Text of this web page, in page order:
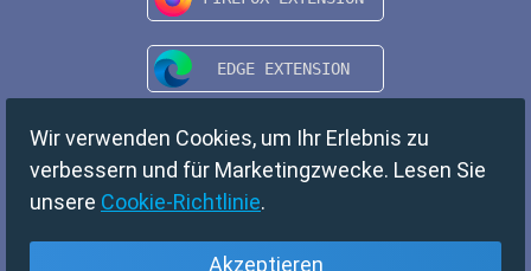
Wir verwenden Cookies, um Ihr Erlebnis zu
verbessern und für Marketingzwecke. Lesen Sie
unsere Cookie-Richtlinie.
Akzeptieren